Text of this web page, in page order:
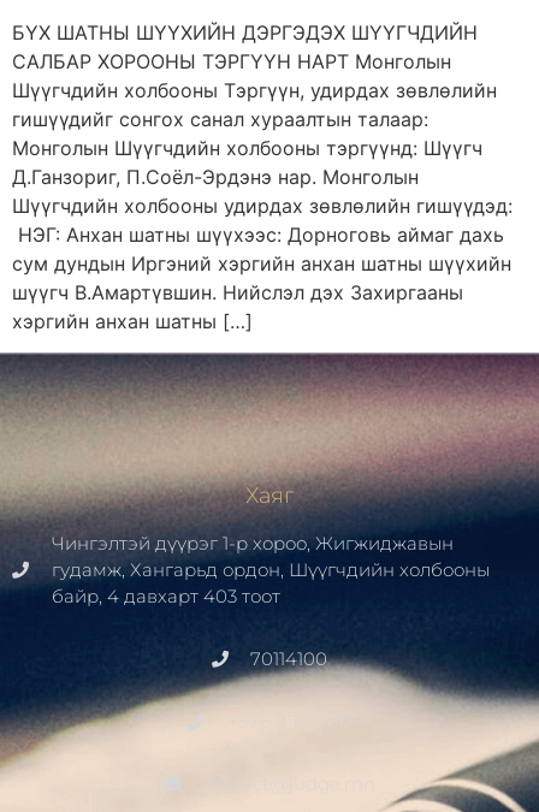
БҮХ ШАТНЫ ШҮҮХИЙН ДЭРГЭДЭХ ШҮҮГЧДИЙН
САЛБАР ХОРООНЫ ТЭРГҮҮН НАРТ Монголын
Шүүгчдийн холбооны Тэргүүн, удирдах зөвлөлийн
гишүүдийг сонгох санал хураалтын талаар:
Монголын Шүүгчдийн холбооны тэргүүнд: Шүүгч
Д.Ганзориг, П.Соёл-Эрдэнэ нар. Монголын
Шүүгчдийн холбооны удирдах зөвлөлийн гишүүдэд:
НЭГ: Анхан шатны шүүхээс: Дорноговь аймаг дахь
сум дундын Иргэний хэргийн анхан шатны шүүхийн
шүүгч В.Амартүвшин. Нийслэл дэх Захиргааны
хэргийн анхан шатны […]
Хаяг
Чингэлтэй дүүрэг 1-р хороо, Жигжиджавын
гудамж, Хангарьд ордон, Шүүгчдийн холбооны
байр, 4 давхарт 403 тоот
70114100
contact@judge.mn